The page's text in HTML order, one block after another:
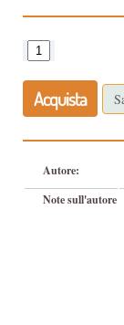
Acquista
Autore:
Note sull'autore